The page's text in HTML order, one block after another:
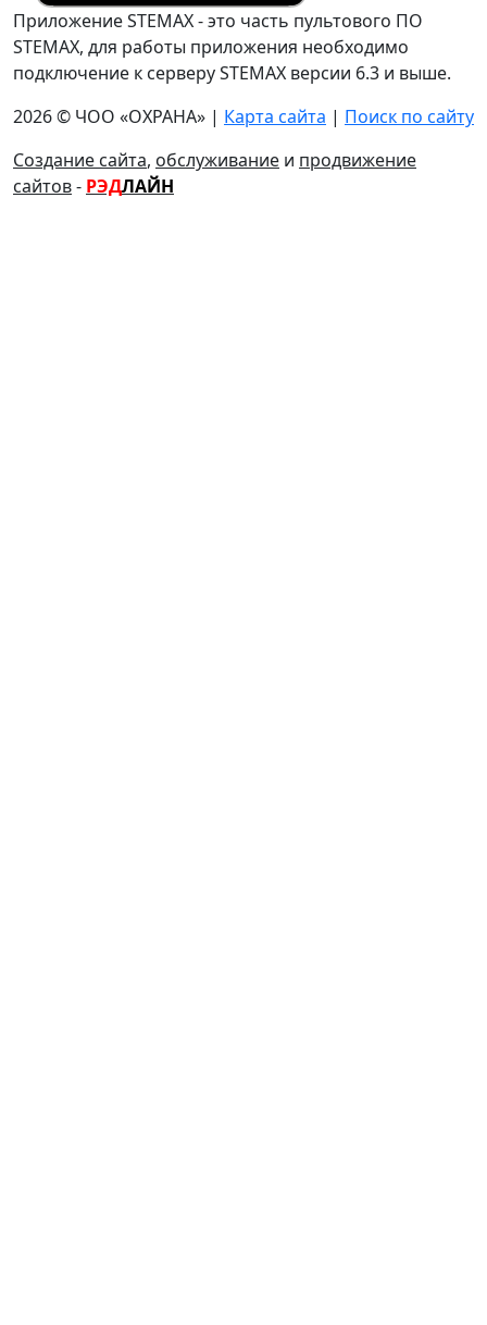
Приложение STEMAX - это часть пультового ПО
STEMAX, для работы приложения необходимо
подключение к серверу STEMAX версии 6.3 и выше.
2026 © ЧОО «ОХРАНА» | Карта сайта | Поиск по сайту
Создание сайта, обслуживание и продвижение
сайтов- РЭДЛАЙН